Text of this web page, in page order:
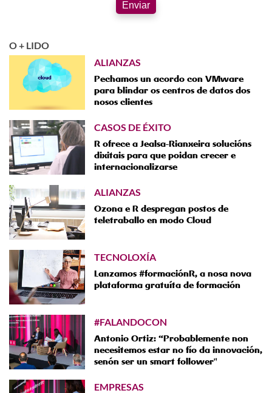
Enviar
O + LIDO
ALIANZAS
Pechamos un acordo con VMware
para blindar os centros de datos dos
nosos clientes
CASOS DE ÉXITO
R ofrece a Jealsa-Rianxeira solucións
dixitais para que poidan crecer e
internacionalizarse
ALIANZAS
Ozona e R despregan postos de
teletraballo en modo Cloud
TECNOLOXÍA
Lanzamos #formaciónR, a nosa nova
plataforma gratuíta de formación
#FALANDOCON
Antonio Ortiz: “Probablemente non
necesitemos estar no fío da innovación,
senón ser un smart follower"
EMPRESAS